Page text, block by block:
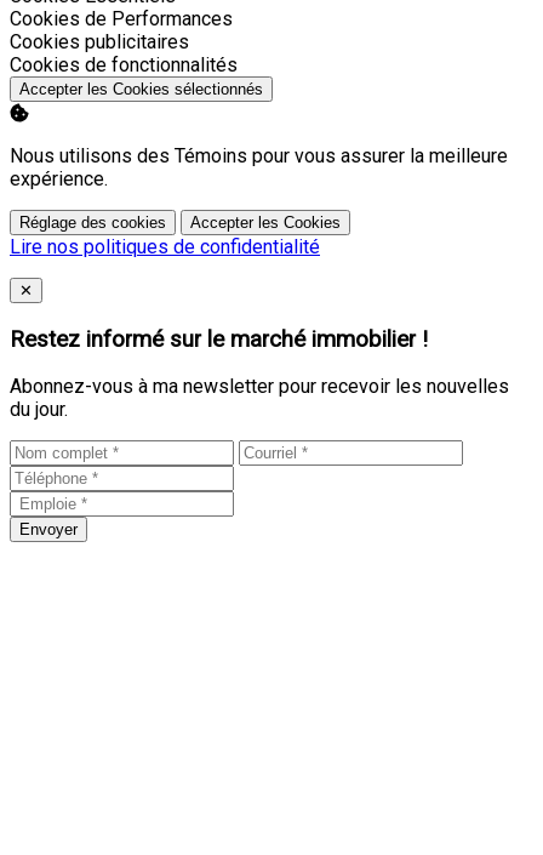
Activer
Cookies de Performances
Activer
Cookies publicitaires
Activer
Cookies de fonctionnalités
Accepter les Cookies sélectionnés
Nous utilisons des Témoins pour vous assurer la meilleure
expérience.
Réglage des cookies Accepter les Cookies
Lire nos politiques de confidentialité
Close
✕
Restez informé sur le marché immobilier !
Abonnez-vous à ma newsletter pour recevoir les nouvelles
du jour.
Envoyer